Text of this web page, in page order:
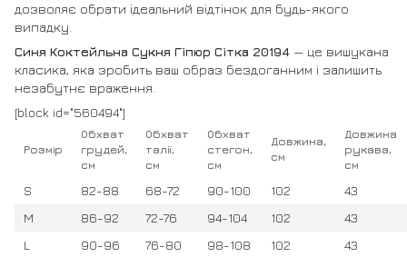
дозволяє обрати ідеальний відтінок для будь-якого
випадку.
Синя Коктейльна Сукня Гіпюр Сітка 20194 — це вишукана
класика, яка зробить ваш образ бездоганним і залишить
незабутнє враження.
[block id="560494"]
Розмір
Обхват
грудей,
см
Обхват
талії,
см
Обхват
стегон,
см
Довжина,
см
Довжина
рукава,
см
S 82-88 68-72 90-100 102
43
M
86-92 72-76 94-104 102
43
L
90-96 76-80 98-108 102
43